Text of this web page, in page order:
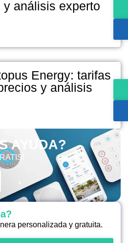
análisis experto
Energy: tarifas
y análisis
AYUDA?
personalizada y gratuita.